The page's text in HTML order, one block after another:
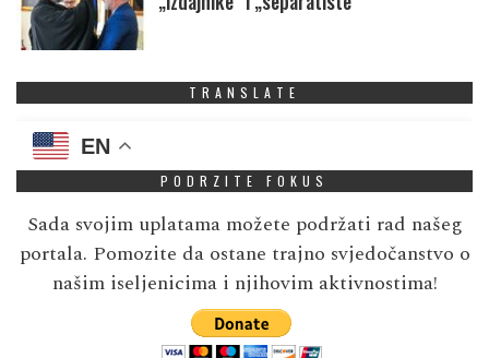
TRANSLATE
EN
PODRZITE FOKUS
Sada svojim uplatama možete podržati rad našeg
portala. Pomozite da ostane trajno svjedočanstvo o
našim iseljenicima i njihovim aktivnostima!